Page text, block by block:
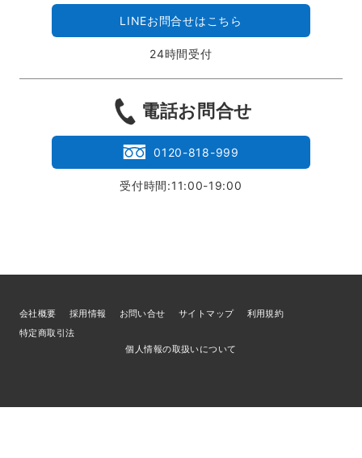
LINEお問合せはこちら
24時間受付
電話お問合せ
0120-818-999
受付時間:11:00-19:00
会社概要 採用情報 お問い合せ サイトマップ
利用規約
特定商取引法
個人情報の取扱いについて